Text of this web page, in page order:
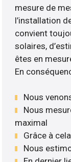
mesure de
l’installation
convient
solaires,
êtes en
En
Nous
Nous
maximal
Grâce à
Nous